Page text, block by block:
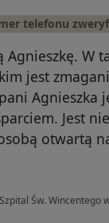
telefonu
Agnieszkę. W
jest
Agnieszka
Jest
otwartą
Św. Wincentego